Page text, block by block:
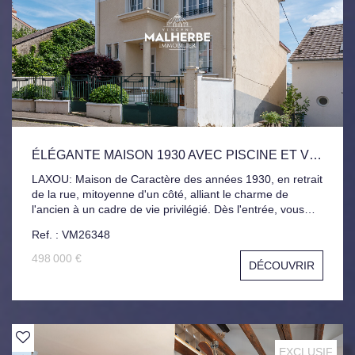
ÉLÉGANTE MAISON 1930 AVEC PISCINE ET VUE DOMINANTE
LAXOU: Maison de Caractère des années 1930, en retrait
de la rue, mitoyenne d'un côté, alliant le charme de
l'ancien à un cadre de vie privilégié. Dès l'entrée, vous
authenticité préservée. Le rez-de-chaussée se compose
d'une entrée avec rangements, d'une cuisine équipée,
Vaste salon-séjour ouvrant directement sur agréable
terrasse. Celle-ci bénéficie d'une vue dominante sur
Laxou, Nancy et leurs environs, offrant un panorama
accueille trois chambres ainsi qu'une salle de bains. Au
second niveau, les combles aménagés proposent un
Ref. : VM26348
498 000 €
DÉCOUVRIR
EXCLUSIF